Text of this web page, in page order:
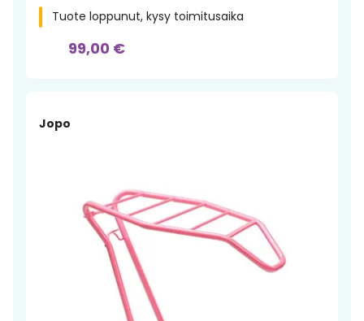
Tuote loppunut, kysy toimitusaika
99,00 €
Jopo